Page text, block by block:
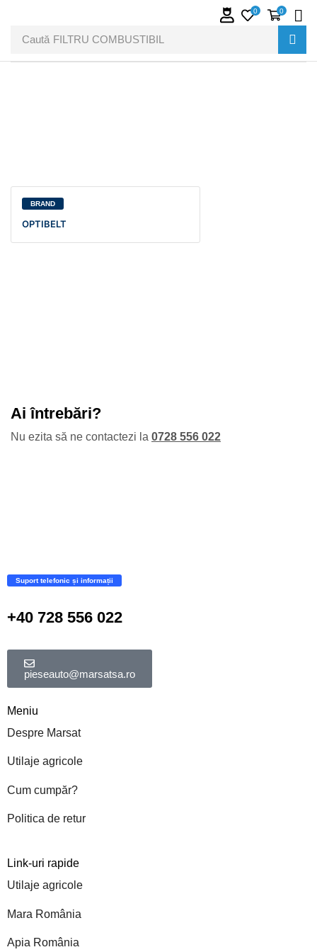
Caută FILTRU COMBUSTIBIL
0 0
BRAND
OPTIBELT
Ai întrebări?
Nu ezita să ne contactezi la 0728 556 022
Suport telefonic și informații
+40 728 556 022
pieseauto@marsatsa.ro
Meniu
Despre Marsat
Utilaje agricole
Cum cumpăr?
Politica de retur
Link-uri rapide
Utilaje agricole
Mara România
Apia România